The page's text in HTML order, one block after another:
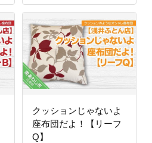
クッションじゃないよ
座布団だよ！【リーフ
Q】